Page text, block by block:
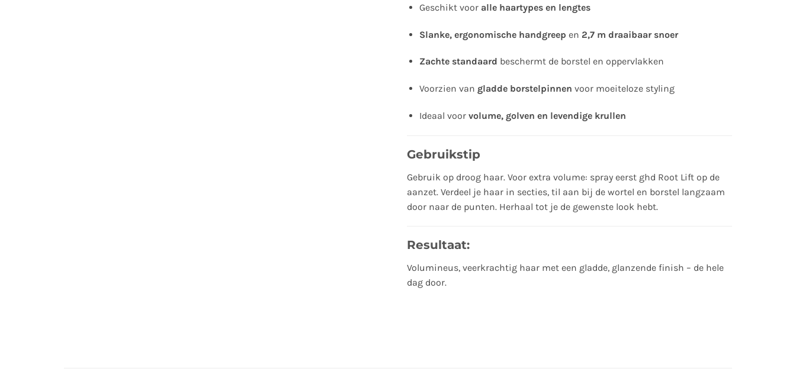
Geschikt voor alle haartypes en lengtes
Slanke, ergonomische handgreep en 2,7 m draaibaar snoer
Zachte standaard beschermt de borstel en oppervlakken
Voorzien van gladde borstelpinnen voor moeiteloze styling
Ideaal voor volume, golven en levendige krullen
Gebruikstip
Gebruik op droog haar. Voor extra volume: spray eerst ghd Root Lift op de
aanzet. Verdeel je haar in secties, til aan bij de wortel en borstel langzaam
door naar de punten. Herhaal tot je de gewenste look hebt.
Resultaat:
Volumineus, veerkrachtig haar met een gladde, glanzende finish – de hele
dag door.